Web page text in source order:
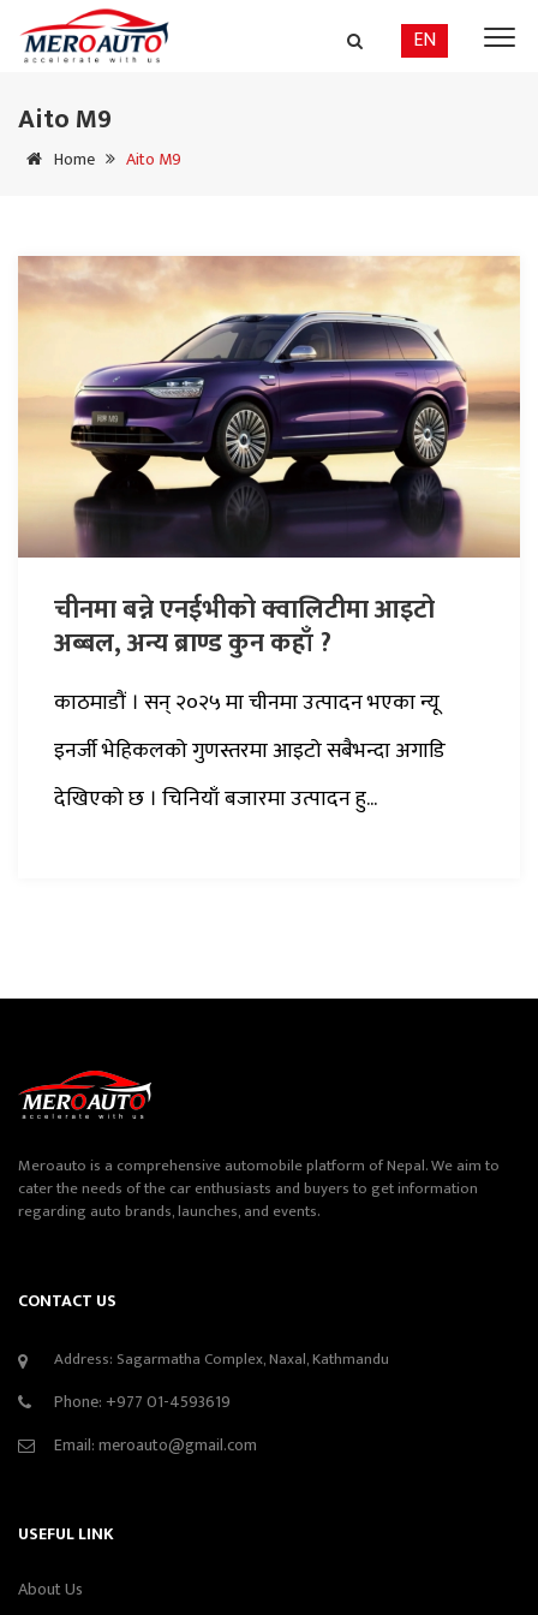
EN
Aito M9
Home Aito M9
चीनमा बन्ने एनईभीको क्वालिटीमा आइटो
अब्बल, अन्य ब्राण्ड कुन कहाँ ?
काठमाडौं । सन् २०२५ मा चीनमा उत्पादन भएका न्यू
इनर्जी भेहिकलको गुणस्तरमा आइटो सबैभन्दा अगाडि
देखिएको छ । चिनियाँ बजारमा उत्पादन हु...
Meroauto is a comprehensive automobile platform of Nepal. We aim to
cater the needs of the car enthusiasts and buyers to get information
regarding auto brands, launches, and events.
CONTACT US
Address: Sagarmatha Complex, Naxal, Kathmandu
Phone: +977 01-4593619
Email:meroauto@gmail.com
USEFUL LINK
About Us